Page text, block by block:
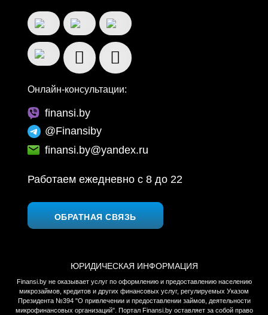
Онлайн-консультации:
finansi.by
@Finansiby
finansi.by@yandex.ru
Работаем ежедневно c 8 до 22
ОБРАТНАЯ СВЯЗЬ
ЮРИДИЧЕСКАЯ ИНФОРМАЦИЯ
Finansi.by не оказывает услуг по оформлению и предоставлению населению
микрозаймов, кредитов и других финансовых услуг, регулируемых Указом
Президента №394 "О привлечении и предоставлении займов, деятельности
микрофинансовых организаций". Портал Finansi.by оставляет за собой право